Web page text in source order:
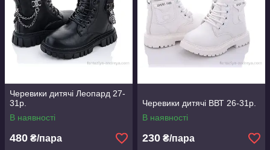
Черевики дитячі Леопард 27-
31р.
В наявності
480 ₴/пара
Черевики дитячі ВВТ 26-31р.
В наявності
230 ₴/пара